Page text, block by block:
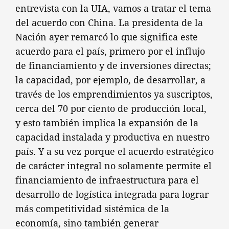
entrevista con la UIA, vamos a tratar el tema
del acuerdo con China. La presidenta de la
Nación ayer remarcó lo que significa este
acuerdo para el país, primero por el influjo
de financiamiento y de inversiones directas;
la capacidad, por ejemplo, de desarrollar, a
través de los emprendimientos ya suscriptos,
cerca del 70 por ciento de producción local,
y esto también implica la expansión de la
capacidad instalada y productiva en nuestro
país. Y a su vez porque el acuerdo estratégico
de carácter integral no solamente permite el
financiamiento de infraestructura para el
desarrollo de logística integrada para lograr
más competitividad sistémica de la
economía, sino también generar